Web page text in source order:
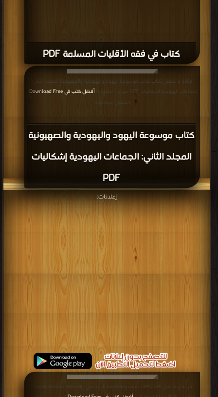
كتاب في فقه الأقليات المسلمة PDF
كتاب موسوعة اليهود واليهودية والصهيونية
المجلد الثاني: الجماعات اليهودية إشكاليات
PDF
قراءة و تحميل كتاب كتاب موسوعة اليهود واليهودية والصهيونية المجلد الثاني:
الجماعات اليهودية إشكاليات PDF مجانا | مكتبة >
أفضل كتب في Download Free
التحميل : مرة/مرات
إعلانات:
قراءة و تحميل كتاب كتاب موسوعة الفقه الإسلامي والقضايا المعاصرة المجلد